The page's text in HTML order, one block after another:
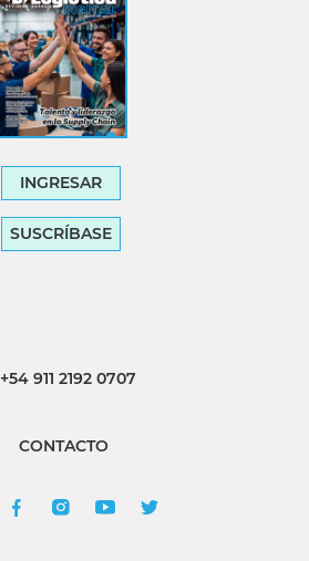
INGRESAR
SUSCRÍBASE
911 2192 0707
CONTACTO